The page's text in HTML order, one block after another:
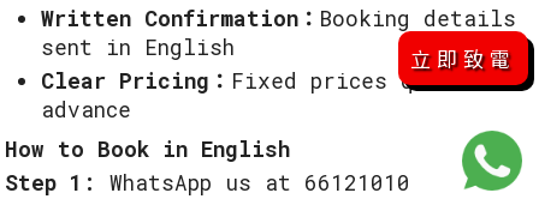
立即致電
Written Confirmation： Booking details
sent in English
Clear Pricing： Fixed prices quoted in
advance
How to Book in English
Step 1: WhatsApp us at 66121010